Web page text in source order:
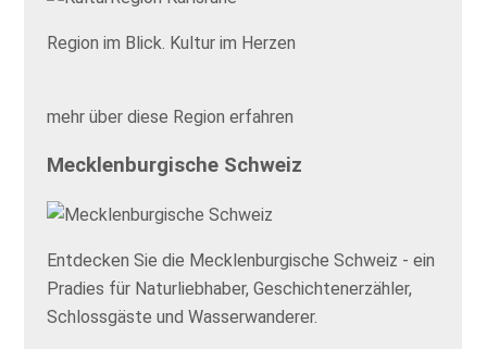
Region im Blick. Kultur im Herzen
mehr über diese Region erfahren
Mecklenburgische Schweiz
Entdecken Sie die Mecklenburgische Schweiz - ein
Pradies für Naturliebhaber, Geschichtenerzähler,
Schlossgäste und Wasserwanderer.